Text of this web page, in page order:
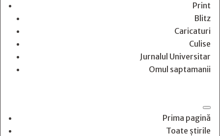
Print
Blitz
Caricaturi
Culise
Jurnalul Universitar
Omul saptamanii
Prima pagină
Toate știrile